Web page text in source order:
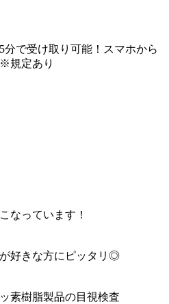
で受け取り可能！スマホから
規定あり
なっています！
好きな方にピッタリ◎
素樹脂製品の目視検査